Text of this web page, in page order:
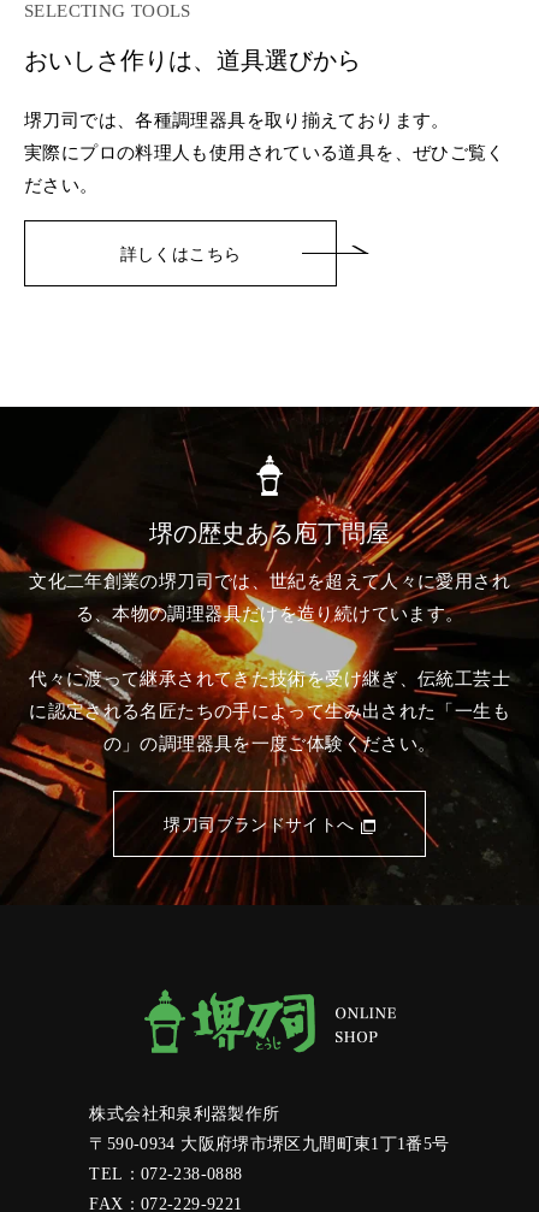
SELECTING TOOLS
おいしさ作りは、道具選びから
堺刀司では、各種調理器具を取り揃えております。
実際にプロの料理人も使用されている道具を、ぜひご覧く
ださい。
詳しくはこちら
堺の歴史ある庖丁問屋
文化二年創業の堺刀司では、世紀を超えて人々に愛用され
る、本物の調理器具だけを造り続けています。
代々に渡って継承されてきた技術を受け継ぎ、伝統工芸士
に認定される名匠たちの手によって生み出された「一生も
の」の調理器具を一度ご体験ください。
堺刀司ブランドサイトへ
株式会社和泉利器製作所
〒590-0934 大阪府堺市堺区九間町東1丁1番5号
TEL：072-238-0888
FAX：072-229-9221